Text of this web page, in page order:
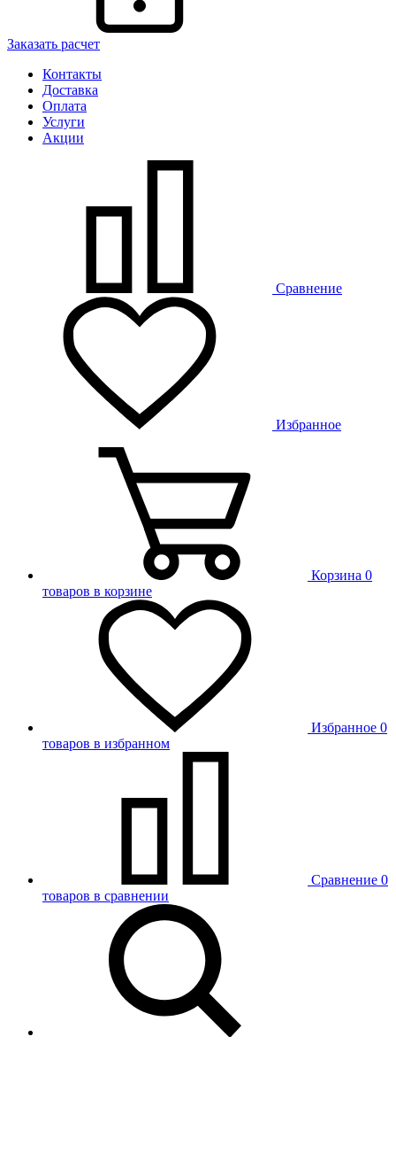
Заказать расчет
Контакты
Доставка
Оплата
Услуги
Акции
Сравнение
Избранное
Корзина 0
товаров в корзине
Избранное 0
товаров в избранном
Сравнение 0
товаров в сравнении